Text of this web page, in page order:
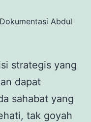
Abdul
strategis yang
dapat
sahabat yang
tak goyah